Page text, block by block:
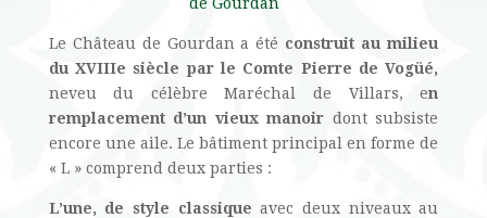
Le Château de Gourdan a été construit au milieu
du XVIIIe siècle par le Comte Pierre de Vogüé,
neveu du célèbre Maréchal de Villars, en
remplacement d’un vieux manoir dont subsiste
encore une aile. Le bâtiment principal en forme de
« L » comprend deux parties :
L’une, de style classique avec deux niveaux au